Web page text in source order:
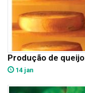
Produção de
14 jan